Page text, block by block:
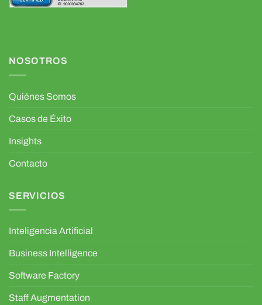
NOSOTROS
Quiénes Somos
Casos de Éxito
Insights
Contacto
SERVICIOS
Inteligencia Artificial
Business Intelligence
Software Factory
Staff Augmentation